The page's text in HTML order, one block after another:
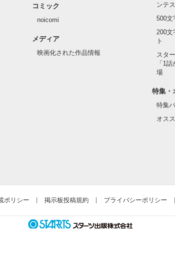
コミック
noicomi
メディア
映画化された作品情報
ンテ
500文
200文
ト
スタ
「1
場
特集・
特集
オス
ポリシー 掲示板投稿規約 プライバシーポリシー